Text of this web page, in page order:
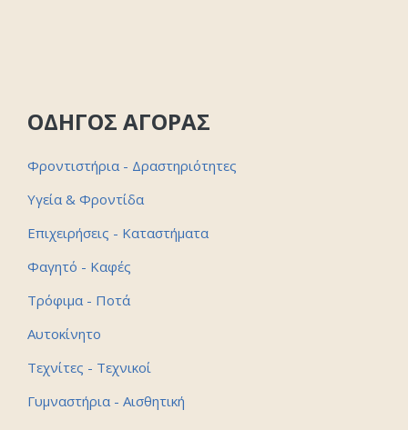
ΟΔΗΓΟΣ ΑΓΟΡΑΣ
Φροντιστήρια - Δραστηριότητες
Υγεία & Φροντίδα
Επιχειρήσεις - Καταστήματα
Φαγητό - Καφές
Τρόφιμα - Ποτά
Αυτοκίνητο
Τεχνίτες - Τεχνικοί
Γυμναστήρια - Αισθητική